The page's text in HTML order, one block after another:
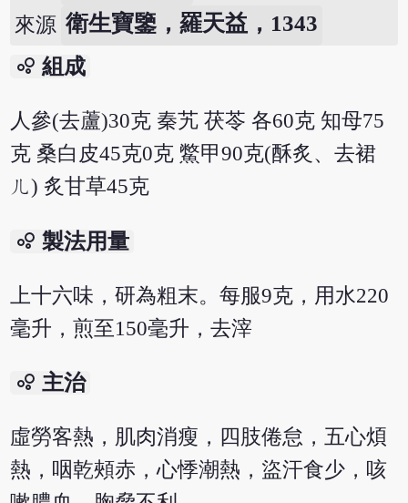
來源 衛生寶鑒，羅天益，1343
bubble_chart 組成
人參(去蘆)30克 秦艽 茯苓 各60克 知母75
克 桑白皮45克0克 鱉甲90克(酥炙、去裙
ㄦ) 炙甘草45克
bubble_chart 製法用量
上十六味，研為粗末。每服9克，用水220
毫升，煎至150毫升，去滓
bubble_chart 主治
虛勞客熱，肌肉消瘦，四肢倦怠，五心煩
熱，咽乾頰赤，心悸潮熱，盜汗食少，咳